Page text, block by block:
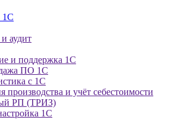
1С
аудит
и поддержка 1С
ПО 1С
с 1С
производства и учёт себестоимости
РП (ТРИЗ)
1С